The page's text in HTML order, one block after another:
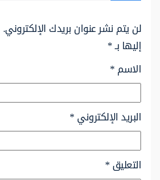
لن يتم نشر عنوان بريدك الإلكتروني.
إليها بـ*
الاسم*
البريد الإلكتروني*
التعليق*